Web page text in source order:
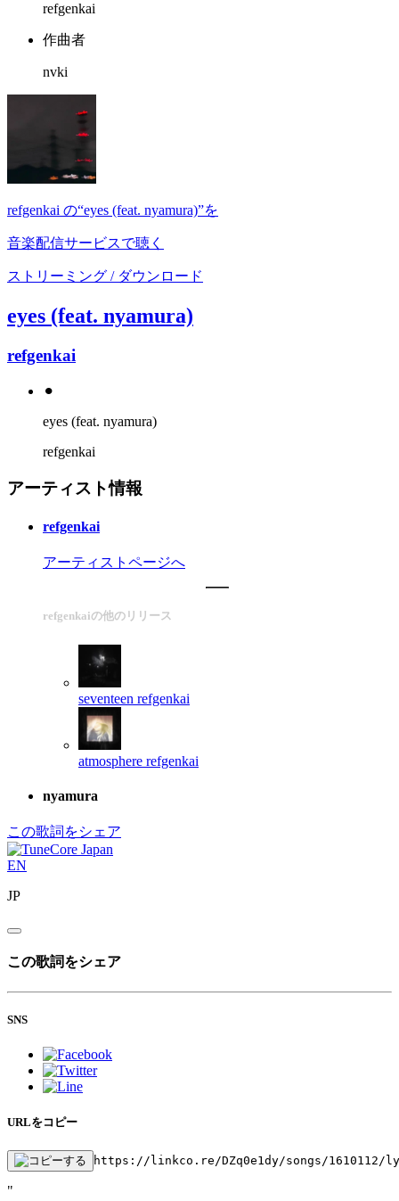
refgenkai
作曲者
nvki
refgenkai の“eyes (feat. nyamura)”を
音楽配信サービスで聴く
ストリーミング / ダウンロード
eyes (feat. nyamura)
refgenkai
⚫︎
eyes (feat. nyamura)
refgenkai
アーティスト情報
refgenkai
アーティストページへ
refgenkaiの他のリリース
seventeen refgenkai
atmosphere refgenkai
nyamura
この歌詞をシェア
EN
JP
この歌詞をシェア
SNS
URLをコピー
https://linkco.re/DZq0e1dy/songs/1610112/
"